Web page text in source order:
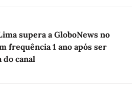
supera a GloboNews no
frequência 1 ano após ser
canal